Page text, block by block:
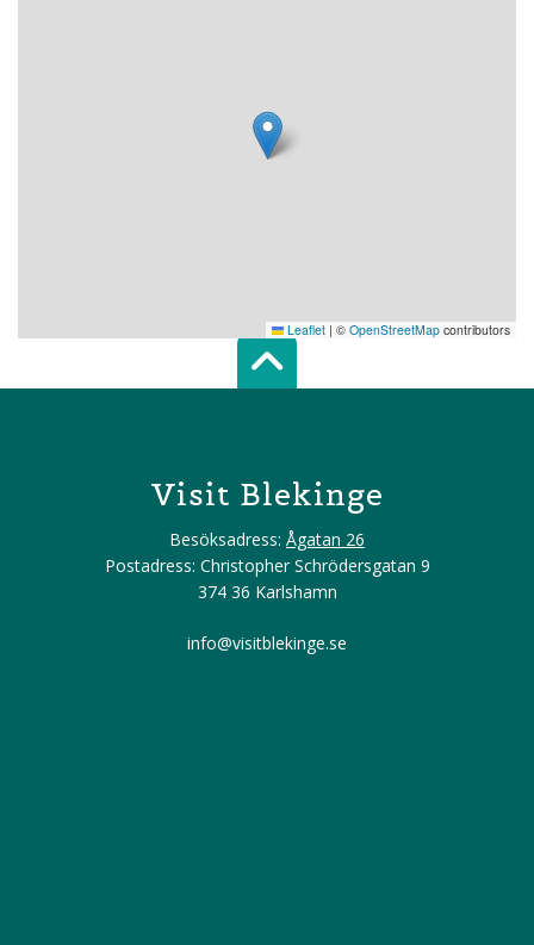
Leaflet | © OpenStreetMap contributors
Scroll top of
Visit Blekinge
Besöksadress: Ågatan 26
Postadress: Christopher Schrödersgatan 9
374 36 Karlshamn
info@visitblekinge.se